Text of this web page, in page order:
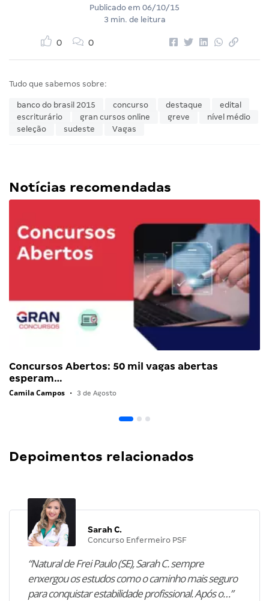
Publicado em 06/10/15
3 min. de leitura
0 0
Tudo que sabemos sobre:
banco do brasil 2015 concurso destaque
edital
escriturário
gran cursos online greve
nível médio
seleção
sudeste Vagas
Notícias recomendadas
Concursos Abertos: 50 mil vagas abertas
esperam…
Camila Campos • 3 de Agosto
Depoimentos relacionados
Sarah C.
Concurso Enfermeiro PSF
“Natural de Frei Paulo (SE), Sarah C. sempre
enxergou os estudos como o caminho mais seguro
para conquistar estabilidade profissional. Após o…”